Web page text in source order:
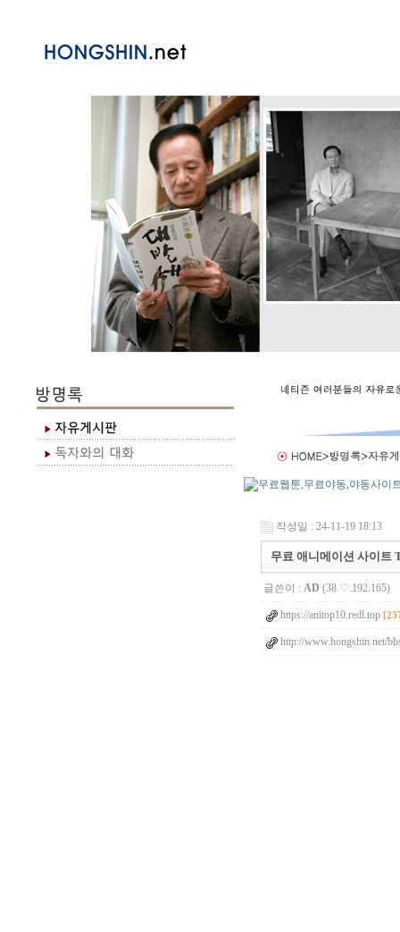
작성일 : 24-11-19 18:13
무료 애니메이션 사이트
글쓴이 : AD (38.♡.192.165)
https://anitop10.redl.top
http://www.hongshin.net/